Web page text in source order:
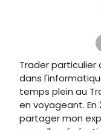
Trader particulier
dans
temps plein au
en voyageant. En
partager mon